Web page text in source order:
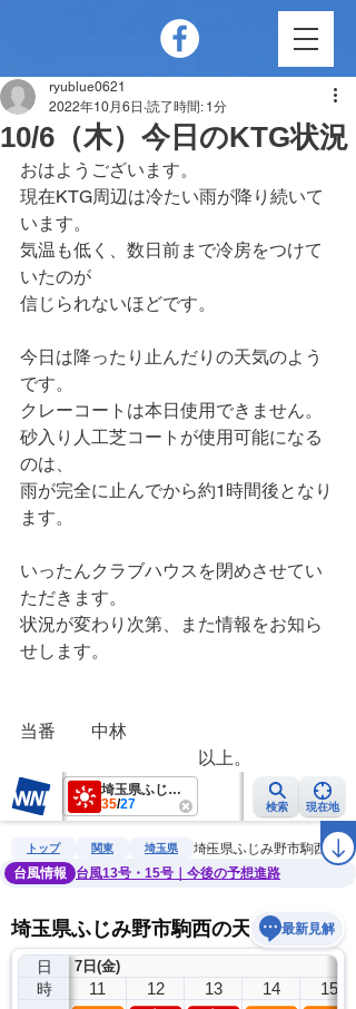
10/6（木）今日のKTG状況
ryublue0621
2022年10月6日 読了時間: 1分
おはようございます。
現在KTG周辺は冷たい雨が降り続いて
います。
気温も低く、数日前まで冷房をつけて
いたのが
信じられないほどです。
今日は降ったり止んだりの天気のよう
です。
クレーコートは本日使用できません。
砂入り人工芝コートが使用可能になる
のは、
雨が完全に止んでから約1時間後となり
ます。
いったんクラブハウスを閉めさせてい
ただきます。
状況が変わり次第、また情報をお知ら
せします。
当番　　中林
以上。